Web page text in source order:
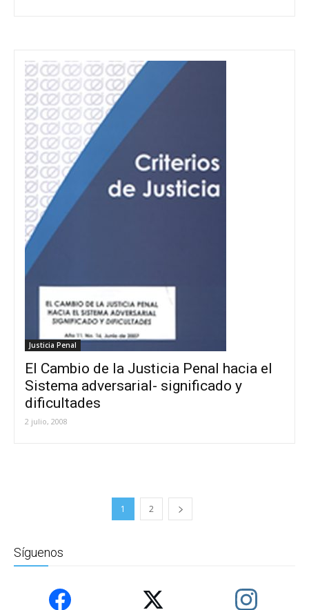
Justicia Penal
El Cambio de la Justicia Penal hacia el
Sistema adversarial- significado y
dificultades
2 julio, 2008
1 2
Síguenos